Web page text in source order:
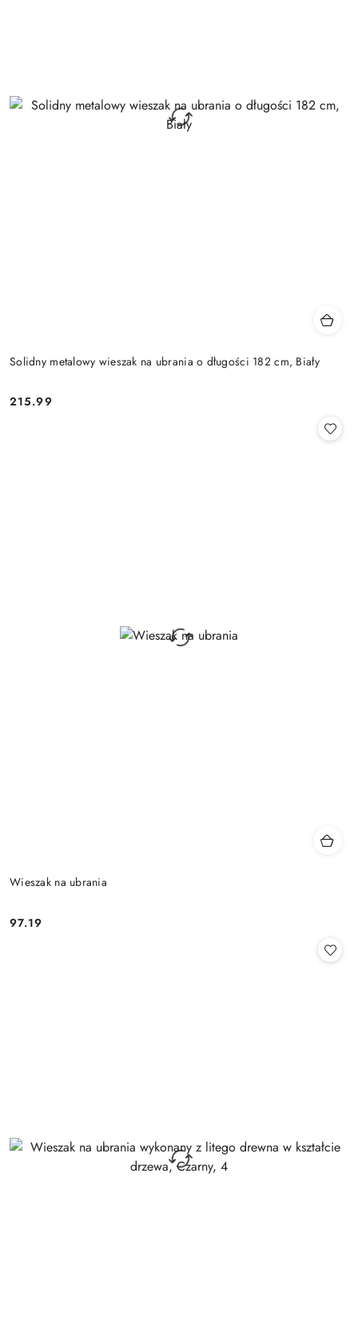
Solidny metalowy wieszak na ubrania o długości 182 cm, Biały
Cena:
215.99
Wieszak na ubrania
Cena:
97.19